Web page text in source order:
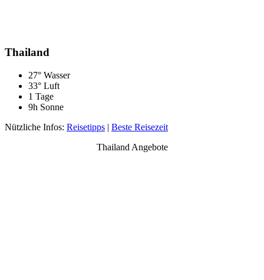
Thailand
27° Wasser
33° Luft
1 Tage
9h Sonne
Nützliche Infos: Reisetipps | Beste Reisezeit
Thailand Angebote